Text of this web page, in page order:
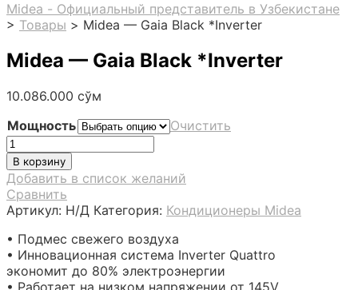
Midea - Официальный представитель в Узбекистане
> Товары > Midea — Gaia Black *Inverter
Midea — Gaia Black *Inverter
10.086.000 сўм
Мощность
Очистить
Количество
товара
Midea
-
Gaia
Black
*Inverter
В корзину
Добавить в список желаний
Сравнить
Артикул: Н/Д Категория: Кондиционеры Midea
• Подмес свежего воздуха
• Инновационная система Inverter Quattro
экономит до 80% электроэнергии
• Работает на низком напряжении от 145V